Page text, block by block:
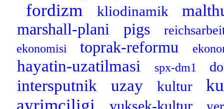
fordizm kliodinamik
marshall-plani pigs
ekonomisi toprak-reformu
hayatin-uzatilmasi spx-dm1
intersputnik uzay kultur